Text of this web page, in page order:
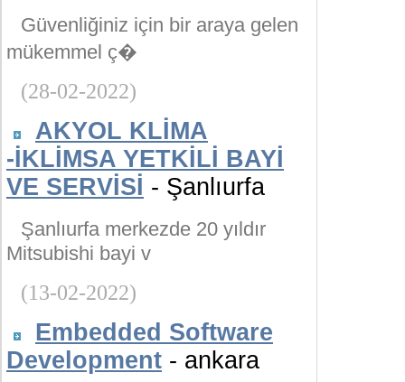
Güvenliğiniz için bir araya gelen
mükemmel ç�
(28-02-2022)
AKYOL KLİMA
-İKLİMSA YETKİLİ BAYİ
VE SERVİSİ - Şanlıurfa
Şanlıurfa merkezde 20 yıldır
Mitsubishi bayi v
(13-02-2022)
Embedded Software
Development - ankara